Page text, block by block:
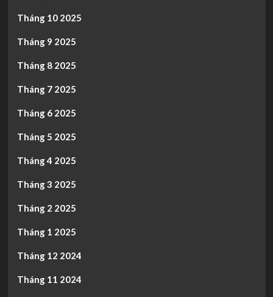
Tháng 10 2025
Tháng 9 2025
Tháng 8 2025
Tháng 7 2025
Tháng 6 2025
Tháng 5 2025
Tháng 4 2025
Tháng 3 2025
Tháng 2 2025
Tháng 1 2025
Tháng 12 2024
Tháng 11 2024